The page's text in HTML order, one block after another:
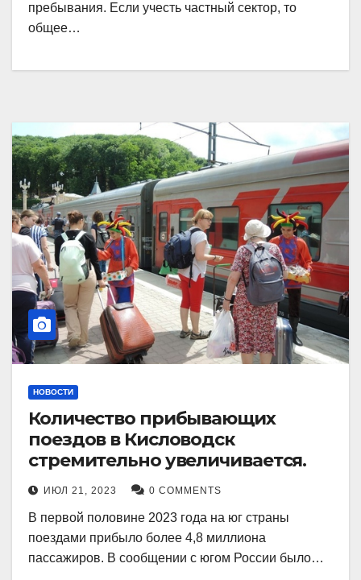
пребывания. Если учесть частный сектор, то
общее…
НОВОСТИ
Количество прибывающих
поездов в Кисловодск
стремительно увеличивается.
ИЮЛ 21, 2023 0 COMMENTS
В первой половине 2023 года на юг страны
поездами прибыло более 4,8 миллиона
пассажиров. В сообщении с югом России было…